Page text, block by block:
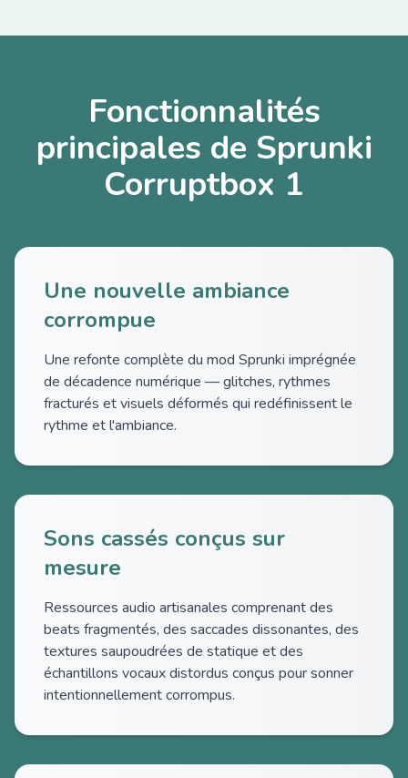
Fonctionnalités
principales de Sprunki
Corruptbox 1
Une nouvelle ambiance
corrompue
Une refonte complète du mod Sprunki imprégnée
de décadence numérique — glitches, rythmes
fracturés et visuels déformés qui redéfinissent le
rythme et l'ambiance.
Sons cassés conçus sur
mesure
Ressources audio artisanales comprenant des
beats fragmentés, des saccades dissonantes, des
textures saupoudrées de statique et des
échantillons vocaux distordus conçus pour sonner
intentionnellement corrompus.